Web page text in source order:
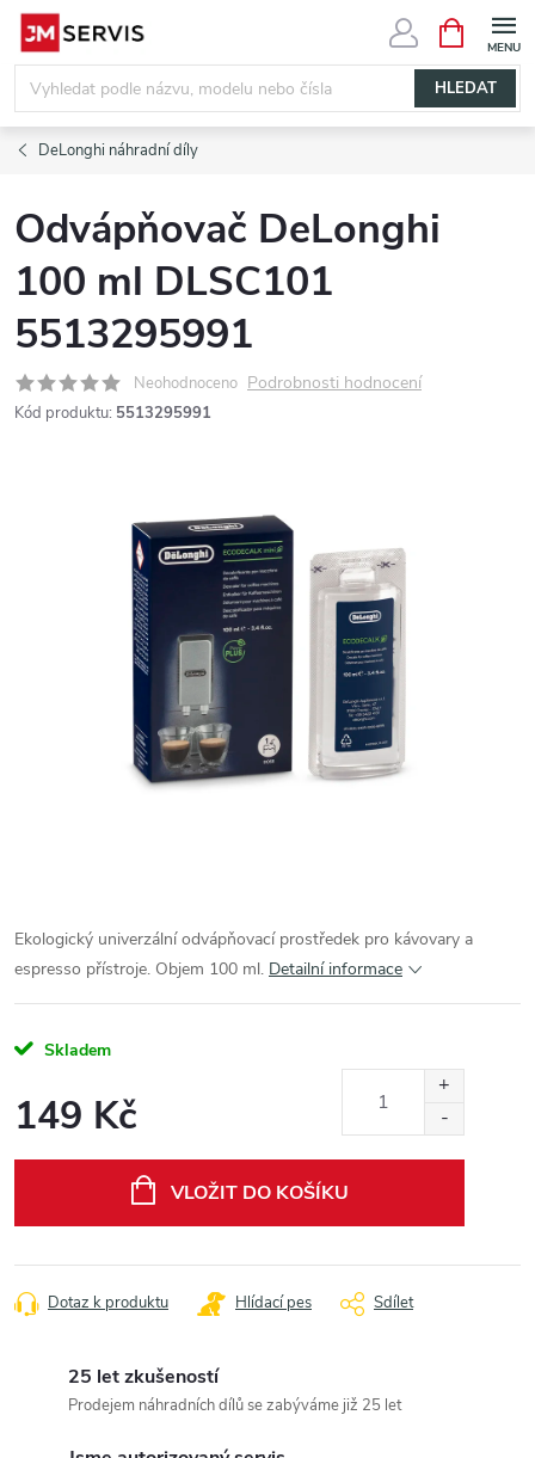
Přejít
obsah
HLEDAT
NÁKUPNÍ
KOŠÍK
DeLonghi náhradní díly
Odvápňovač DeLonghi
100 ml DLSC101
5513295991
Neohodnoceno Podrobnosti hodnocení
Kód produktu: 5513295991
Ekologický univerzální odvápňovací prostředek pro kávovary a
espresso přístroje. Objem 100 ml. Detailní informace
Skladem
149 Kč
VLOŽIT DO KOŠÍKU
Dotaz k produktu Hlídací pes Sdílet
25 let zkušeností
Prodejem náhradních dílů se zabýváme již 25 let